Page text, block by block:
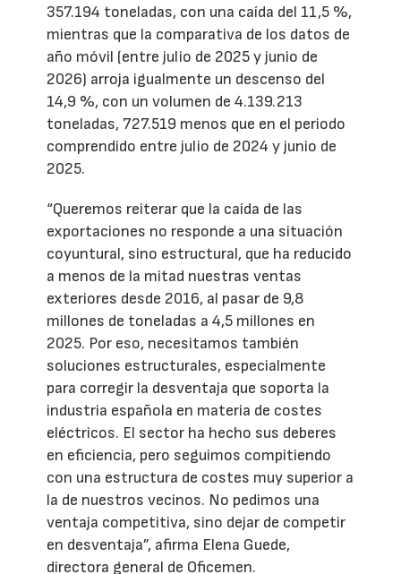
357.194 toneladas, con una caída del 11,5 %,
mientras que la comparativa de los datos de
año móvil (entre julio de 2025 y junio de
2026) arroja igualmente un descenso del
14,9 %, con un volumen de 4.139.213
toneladas, 727.519 menos que en el periodo
comprendido entre julio de 2024 y junio de
2025.
“Queremos reiterar que la caída de las
exportaciones no responde a una situación
coyuntural, sino estructural, que ha reducido
a menos de la mitad nuestras ventas
exteriores desde 2016, al pasar de 9,8
millones de toneladas a 4,5 millones en
2025. Por eso, necesitamos también
soluciones estructurales, especialmente
para corregir la desventaja que soporta la
industria española en materia de costes
eléctricos. El sector ha hecho sus deberes
en eficiencia, pero seguimos compitiendo
con una estructura de costes muy superior a
la de nuestros vecinos. No pedimos una
ventaja competitiva, sino dejar de competir
en desventaja”, afirma Elena Guede,
directora general de Oficemen.